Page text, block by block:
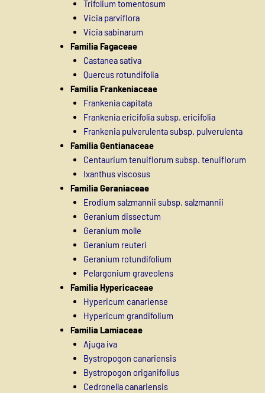
Trifolium tomentosum
Vicia parviflora
Vicia sabinarum
Familia Fagaceae
Castanea sativa
Quercus rotundifolia
Familia Frankeniaceae
Frankenia capitata
Frankenia ericifolia subsp. ericifolia
Frankenia pulverulenta subsp. pulverulenta
Familia Gentianaceae
Centaurium tenuiflorum subsp. tenuiflorum
Ixanthus viscosus
Familia Geraniaceae
Erodium salzmannii subsp. salzmannii
Geranium dissectum
Geranium molle
Geranium reuteri
Geranium rotundifolium
Pelargonium graveolens
Familia Hypericaceae
Hypericum canariense
Hypericum grandifolium
Familia Lamiaceae
Ajuga iva
Bystropogon canariensis
Bystropogon origanifolius
Cedronella canariensis